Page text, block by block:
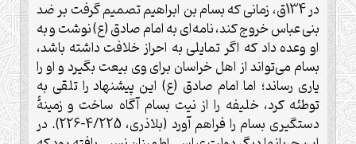
در 134ق، زمانی که بسام بن ابراهيم تصميم گرفت بر ضد
بنی عباس خروج کند، نامه‌ای به امام صادق (ع) نوشت و به
او وعده داد که اگر تمايلی به احراز خلافت داشته باشد،
بسام می‌تواند از اهل خراسان برای وی بيعت بگيرد و او را
ياری رساند؛ اما امام صادق (ع) اين پيشنهاد را تلقی به
توطئه کرد، خلیفه را از نيت بسام آگاه ساخت و زمينۀ
دستگيری بسام را فراهم آورد (بلاذری، 4/225-226). در